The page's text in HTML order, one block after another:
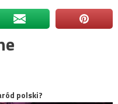
polski?